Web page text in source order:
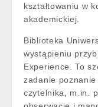
kształtowaniu w
akademickiej.
Biblioteka
wystąpieniu
Experience. To
zadanie
czytelnika, m.in.